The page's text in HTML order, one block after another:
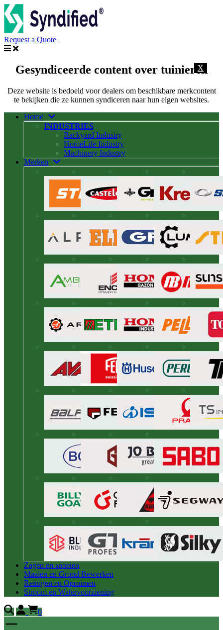
Request a Quote
X
Gesyndiceerde content over tuinieren
Deze website is bedoeld voor dealers om beschikbare merkcontent
te bekijken die ze kunnen syndiceren naar hun eigen websites.
Home
INDUSTRIES
Backyard Industry
HomeLife Industry
Machinery Industry
Merken
Zagen en snoeien
Maaien en Grond Bewerken
Reinigen en Opruimen
Stroom en Watervoorziening
0